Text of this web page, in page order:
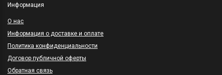
Информация
O нас
Информация о доставке и оплате
Политика конфиденциальности
Договор публичной оферты
Обратная связь